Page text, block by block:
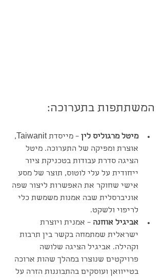
המשתתפות בתערוכה:
מיטל מרגוליס לין
– מייסדת Taiwanit,
אוצרת ומפיקה של התערוכה. מיטל
הציגה סדרת עבודות בטכניקת ציור
ייחודית על עלי לוטוס, תוצר של מסע
אישי שחוקר את האפשרות ליצור שפה
אוניברסלית שבה אמנות משמשת כלי
לריפוי ולשקט.
אביגיל אוחנה – אמנית ויוצרת
ישראלית שמתמחה בקשר בין תרבות
וקהילה. אביגיל הציגה שלושה
פרויקטים שנוצרו במהלך שהות ארוכה
בטייוואן ועוסקים בהתבוננות הזרה על